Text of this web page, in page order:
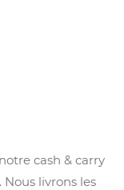
cash & carry
livrons les